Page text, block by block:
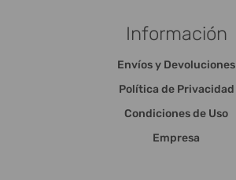
Información
Envíos y Devoluciones
Política de Privacidad
Condiciones de Uso
Empresa